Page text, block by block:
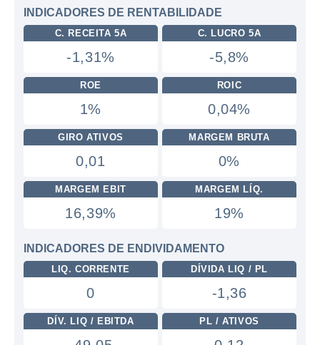
INDICADORES DE RENTABILIDADE
C. RECEITA 5A
-1,31%
C. LUCRO 5A
-5,8%
ROE
1%
ROIC
0,04%
GIRO ATIVOS
0,01
MARGEM BRUTA
0%
MARGEM EBIT
16,39%
MARGEM LÍQ.
19%
INDICADORES DE ENDIVIDAMENTO
LIQ. CORRENTE
0
DÍVIDA LIQ / PL
-1,36
DÍV. LIQ / EBITDA PL / ATIVOS